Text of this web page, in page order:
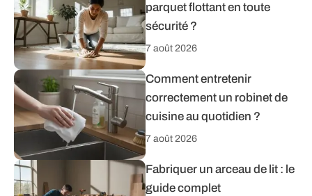
parquet flottant en toute
sécurité ?
7 août 2026
Comment entretenir
correctement un robinet de
cuisine au quotidien ?
7 août 2026
Fabriquer un arceau de lit : le
guide complet